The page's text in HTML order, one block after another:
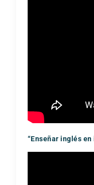
“Enseñar inglés